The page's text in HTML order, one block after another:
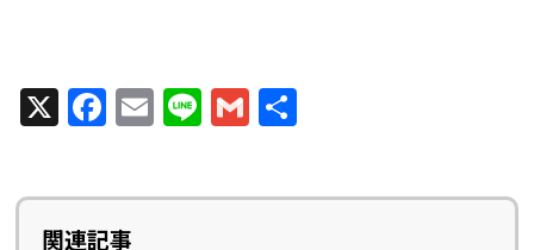
X F
a
c
e
E
m
ai
Li
n
e
G
m
ai
関連記事